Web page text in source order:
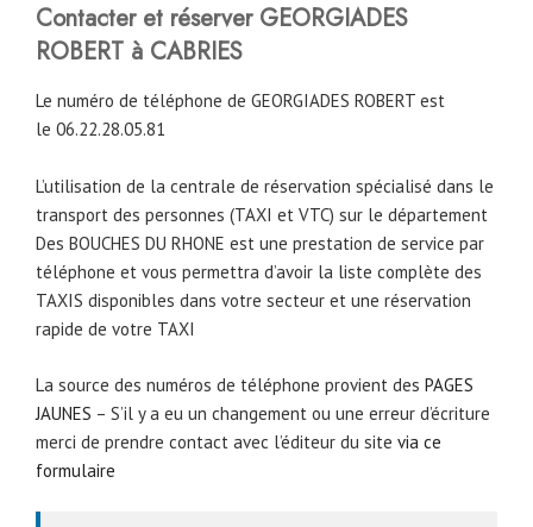
Contacter et réserver GEORGIADES
ROBERT à CABRIES
Le numéro de téléphone de GEORGIADES ROBERT est
le 06.22.28.05.81
L’utilisation de la centrale de réservation spécialisé dans le
transport des personnes (TAXI et VTC) sur le département
Des BOUCHES DU RHONE est une prestation de service par
téléphone et vous permettra d’avoir la liste complète des
TAXIS disponibles dans votre secteur et une réservation
rapide de votre TAXI
La source des numéros de téléphone provient des PAGES
JAUNES – S’il y a eu un changement ou une erreur d’écriture
merci de prendre contact avec l’éditeur du site via ce
formulaire